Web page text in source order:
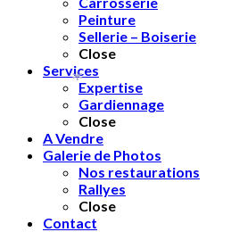
Peinture
Sellerie – Boiserie
Close
Services
Expertise
Gardiennage
Close
A Vendre
Galerie de Photos
Nos restaurations
Rallyes
Close
Contact
*